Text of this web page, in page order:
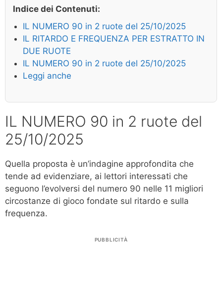
Indice dei Contenuti:
IL NUMERO 90 in 2 ruote del 25/10/2025
IL RITARDO E FREQUENZA PER ESTRATTO IN
DUE RUOTE
IL NUMERO 90 in 2 ruote del 25/10/2025
Leggi anche
IL NUMERO 90 in 2 ruote del
25/10/2025
Quella proposta è un’indagine approfondita che
tende ad evidenziare, ai lettori interessati che
seguono l’evolversi del numero 90 nelle 11 migliori
circostanze di gioco fondate sul ritardo e sulla
frequenza.
PUBBLICITÀ